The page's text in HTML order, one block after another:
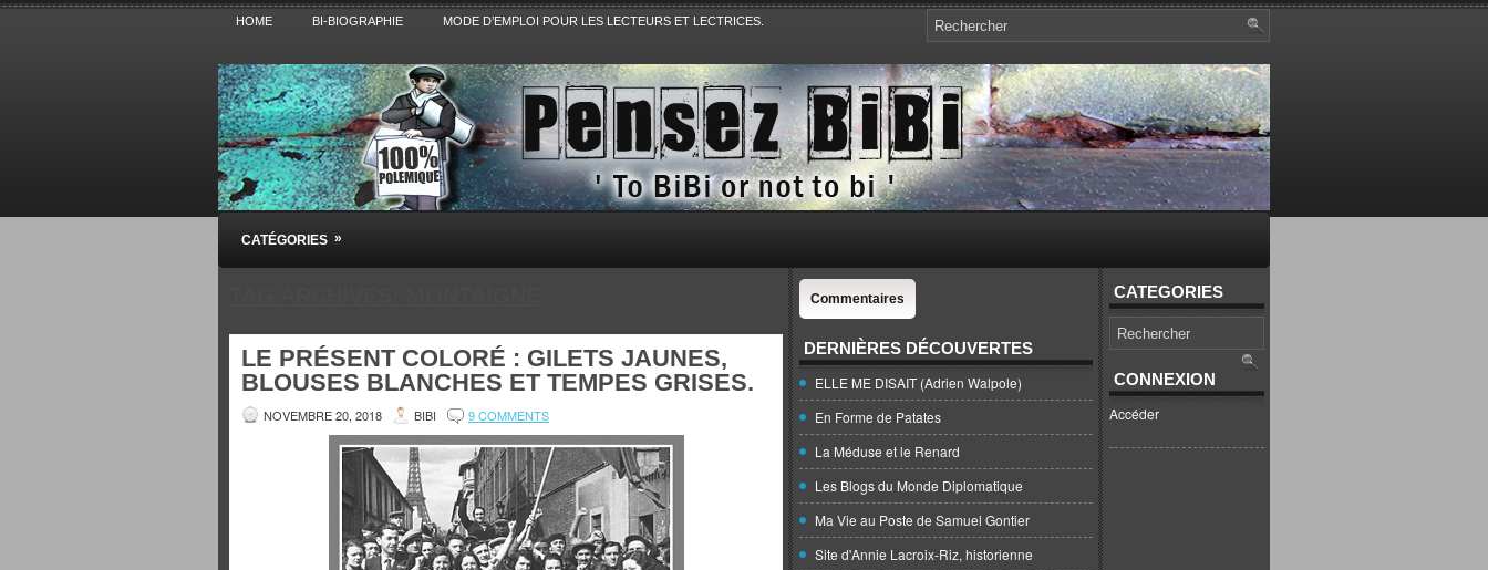
HOME BI-BIOGRAPHIE MODE D’EMPLOI POUR LES LECTEURS ET LECTRICES.
Pensez BiBi
Blog polémique sur l'Actualité, la Culture, la Politique, le Sport,. Avec Revue de presse et de blogs.
CATÉGORIES »
LE PRÉSENT COLORÉ : GILETS JAUNES,
BLOUSES BLANCHES ET TEMPES GRISES.
NOVEMBRE 20, 2018 BIBI 9 COMMENTS
Commentaires
DERNIÈRES DÉCOUVERTES
ELLE ME DISAIT (Adrien Walpole)
En Forme de Patates
La Méduse et le Renard
Les Blogs du Monde Diplomatique
Ma Vie au Poste de Samuel Gontier
Site d'Annie Lacroix-Riz, historienne
CATEGORIES
CONNEXION
Accéder